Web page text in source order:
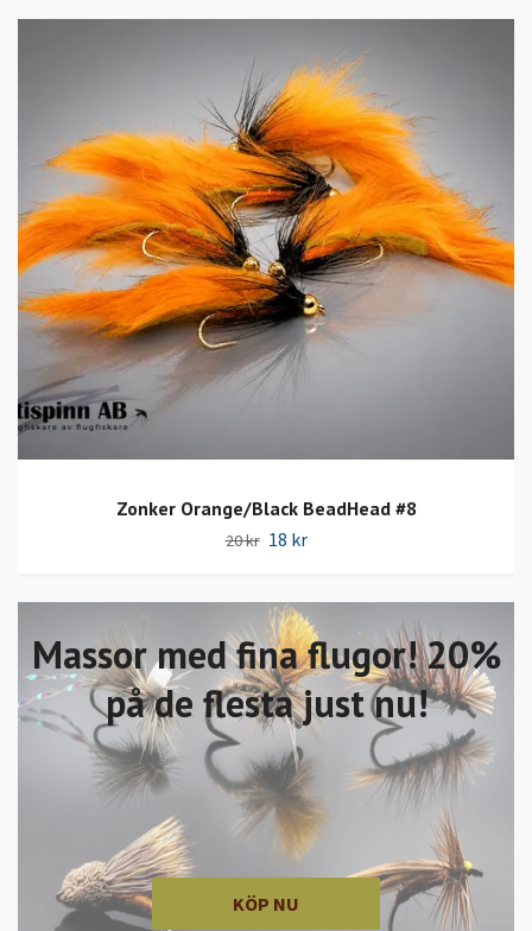
Massor med fina flugor! 20%
på de flesta just nu!
KÖP NU
Zonker Orange/Black BeadHead #8
20 kr 18 kr